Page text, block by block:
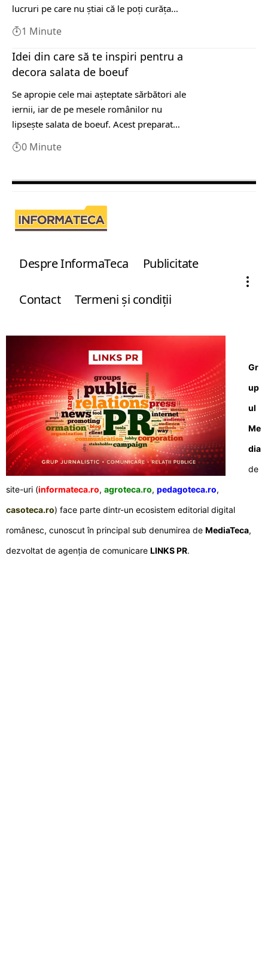
lucruri pe care nu știai că le poți curăța…
1 Minute
Idei din care să te inspiri pentru a
decora salata de boeuf
Se apropie cele mai așteptate sărbători ale
iernii, iar de pe mesele românilor nu
lipsește salata de boeuf. Acest preparat…
0 Minute
Despre InformaTeca Publicitate
Contact Termeni şi condiţii
Gr
up
ul
Me
dia
de
site-uri (informateca.ro, agroteca.ro, pedagoteca.ro,
casoteca.ro) face parte dintr-un ecosistem editorial digital
românesc, cunoscut în principal sub denumirea de MediaTeca,
dezvoltat de agenția de comunicare LINKS PR.